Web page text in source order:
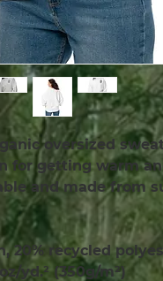
oversized
for getting warm
and made from
20% recycled
yd.² (350g/m²)